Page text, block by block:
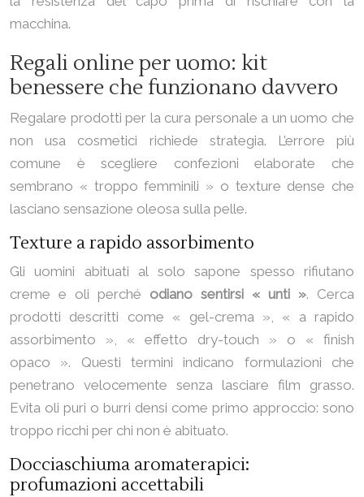
macchina.
Regali online per uomo: kit
benessere che funzionano davvero
Regalare prodotti per la cura personale a un uomo che
non usa cosmetici richiede strategia. L’errore più
comune è scegliere confezioni elaborate che
sembrano « troppo femminili » o texture dense che
lasciano sensazione oleosa sulla pelle.
Texture a rapido assorbimento
Gli uomini abituati al solo sapone spesso rifiutano
creme e oli perché odiano sentirsi « unti ». Cerca
prodotti descritti come « gel-crema », « a rapido
assorbimento », « effetto dry-touch » o « finish
opaco ». Questi termini indicano formulazioni che
penetrano velocemente senza lasciare film grasso.
Evita oli puri o burri densi come primo approccio: sono
troppo ricchi per chi non è abituato.
Docciaschiuma aromaterapici:
profumazioni accettabili